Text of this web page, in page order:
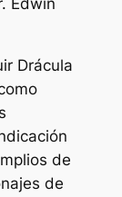
Drácula
de
de